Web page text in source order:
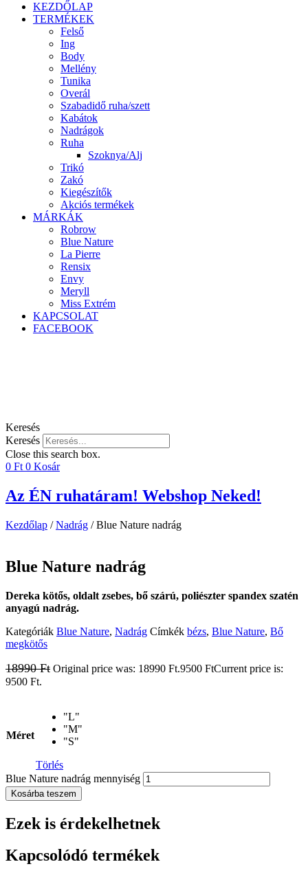
KEZDŐLAP
TERMÉKEK
Felső
Ing
Body
Mellény
Tunika
Overál
Szabadidő ruha/szett
Kabátok
Nadrágok
Ruha
Szoknya/Alj
Trikó
Zakó
Kiegészítők
Akciós termékek
MÁRKÁK
Robrow
Blue Nature
La Pierre
Rensix
Envy
Meryll
Miss Extrém
KAPCSOLAT
FACEBOOK
Keresés
Keresés
Close this search box.
0 Ft 0 Kosár
Az ÉN ruhatáram! Webshop Neked!
Kezdőlap /Nadrág / Blue Nature nadrág
Blue Nature nadrág
Dereka kötős, oldalt zsebes, bő szárú, poliészter spandex szatén
anyagú nadrág.
Kategóriák Blue Nature, Nadrág Címkék bézs, Blue Nature, Bő
megkötős
18990Ft Original price was: 18990 Ft.9500 FtCurrent price is:
9500 Ft.
Méret
"L"
"M"
"S"
Törlés
Blue Nature nadrág mennyiség
Kosárba teszem
Ezek is érdekelhetnek
Kapcsolódó termékek